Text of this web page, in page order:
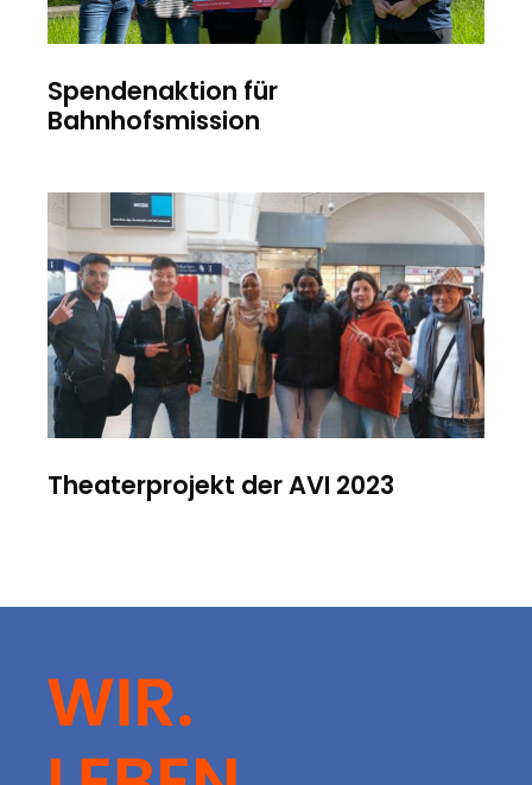
Spendenaktion für
Bahnhofsmission
Theaterprojekt der AVI 2023